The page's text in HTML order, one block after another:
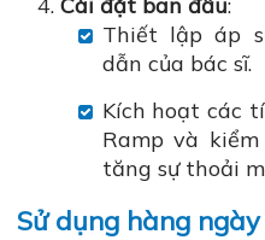
Thiết lập áp
dẫn của bác sĩ.
Kích hoạt các
Ramp và
tăng sự thoải
Sử dụng hàng ngày